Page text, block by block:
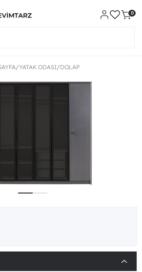
0
YATAK ODASI DOLAP